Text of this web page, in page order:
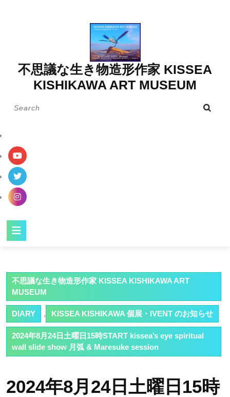
不思議な生き物造形作家 KISSEA
KISHIKAWA ART MUSEUM
不思議な生き物造形作家 KISSEA KISHIKAWA ART
MUSEUM
DIARY , KISSEA KISHIKAWA 個展・IVENT のお知らせ
2024年8月24日土曜日15時START kissea’s eye spiritual
wall slide show 月弧 & Maresuke session
2024年8月24日土曜日15時